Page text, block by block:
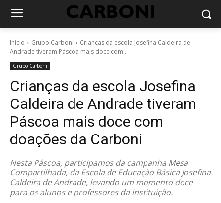
Início Grupo Carboni
Crianças da escola Josefina Caldeira de
Andrade tiveram Páscoa mais doce com...
Grupo Carboni
Crianças da escola Josefina
Caldeira de Andrade tiveram
Páscoa mais doce com
doações da Carboni
Nesta Páscoa, participamos da campanha Mesa
Compartilhada, da Escola de Educação Básica Josefina
Caldeira de Andrade, levando um momento doce
para os alunos e professores da instituição.